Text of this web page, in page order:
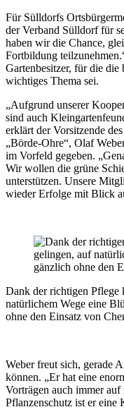
Für Sülldorfs
der Verband Sülldorf für
haben wir die Chance,
Fortbildung
Gartenbesitzer, für die
wichtiges Thema sei.
„Aufgrund unserer
sind auch
erklärt der Vorsitzende
„Börde-Ohre“, Olaf
im Vorfeld gegeben.
Wir wollen die grüne
unterstützen. Unsere
wieder Erfolge mit Blick
Dank der richtigen Pflege
natürlichem Wege eine
ohne den Einsatz von
Weber freut sich, gerade
können. „Er hat eine
Vorträgen auch immer
Pflanzenschutz ist er eine